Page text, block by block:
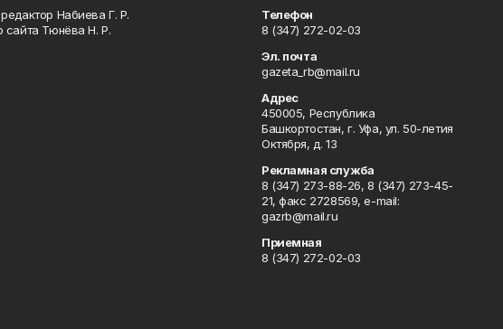
Набиева Г. Р.
сайта Тюнёва Н. Р.
Телефон
8 (347) 272-02-03
Эл. почта
gazeta_rb@mail.ru
Адрес
450005, Республика
Башкортостан, г. Уфа, ул. 50-летия
Октября, д. 13
Рекламная служба
8 (347) 273-88-26, 8 (347) 273-45-
21, факс 2728569, e-mail:
gazrb@mail.ru
Приемная
8 (347) 272-02-03